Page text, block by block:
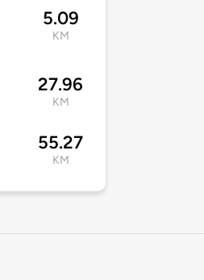
5.09
KM
27.96
KM
55.27
KM